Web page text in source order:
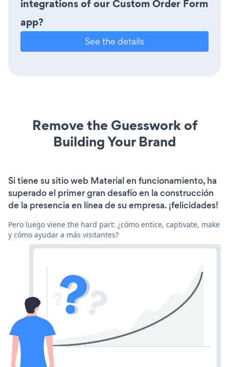
integrations of our Custom Order Form
app?
See the details
Remove the Guesswork of
Building Your Brand
Si tiene su sitio web Material en funcionamiento, ha
superado el primer gran desafío en la construcción
de la presencia en línea de su empresa. ¡felicidades!
Pero luego viene the hard part: ¿cómo entice, captivate, make
y cómo ayudar a más visitantes?